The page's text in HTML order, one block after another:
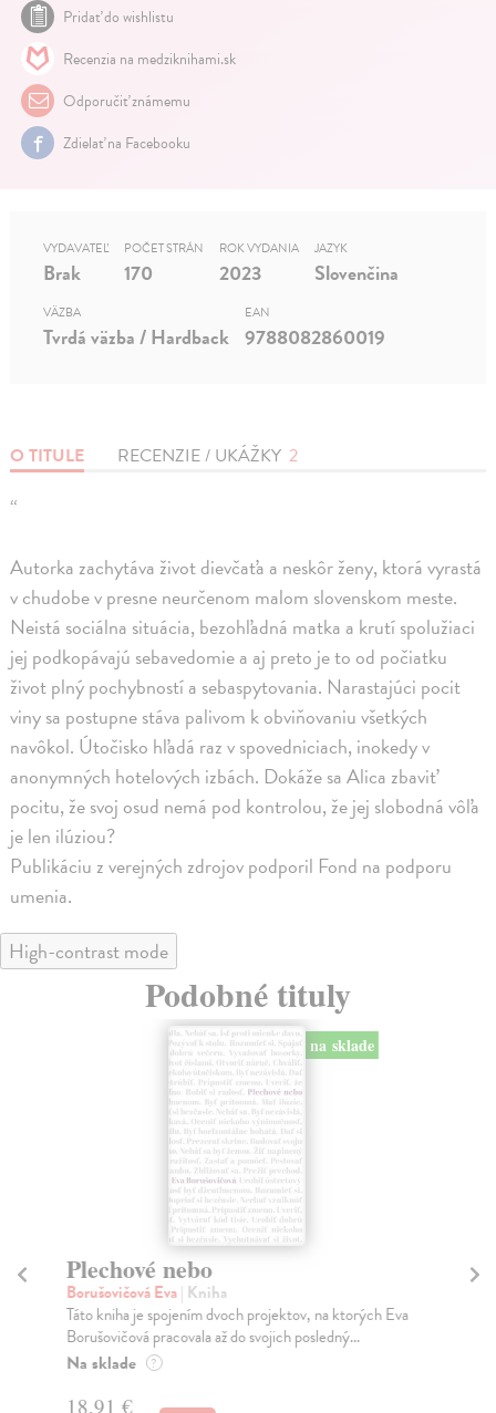
Pridať do wishlistu
Recenzia na medziknihami.sk
Odporučiť známemu
Zdielať na Facebooku
O TITULE RECENZIE / UKÁŽKY 2
“
Autorka zachytáva život dievčaťa a neskôr ženy, ktorá vyrastá
v chudobe v presne neurčenom malom slovenskom meste.
Neistá sociálna situácia, bezohľadná matka a krutí spolužiaci
jej podkopávajú sebavedomie a aj preto je to od počiatku
život plný pochybností a sebaspytovania. Narastajúci pocit
viny sa postupne stáva palivom k obviňovaniu všetkých
navôkol. Útočisko hľadá raz v spovedniciach, inokedy v
anonymných hotelových izbách. Dokáže sa Alica zbaviť
pocitu, že svoj osud nemá pod kontrolou, že jej slobodná vôľa
je len ilúziou?
Publikáciu z verejných zdrojov podporil Fond na podporu
umenia.
VYDAVATEĽ
Brak
POČET STRÁN
170
ROK VYDANIA
2023
JAZYK
Slovenčina
VÄZBA
Tvrdá väzba / Hardback
EAN
9788082860019
High-contrast mode
Podobné tituly
na sklade
Plechové nebo
Borušovičová Eva| Kniha
Táto kniha je spojením dvoch projektov, na ktorých Eva
Borušovičová pracovala až do svojich posledný...
Na sklade ?
18,91 €